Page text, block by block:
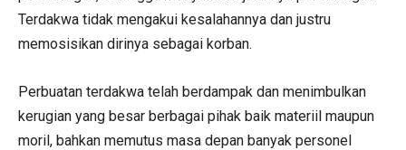
Terdakwa tidak mengakui kesalahannya dan justru
memosisikan dirinya sebagai korban.
Perbuatan terdakwa telah berdampak dan menimbulkan
kerugian yang besar berbagai pihak baik materiil maupun
moril, bahkan memutus masa depan banyak personel